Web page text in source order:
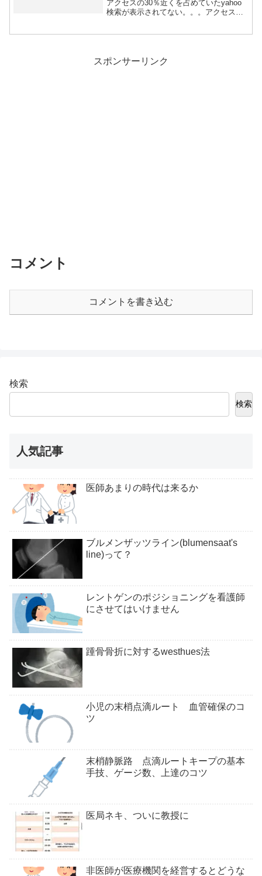
アクセスの30％近くを占めていたyahoo
検索が表示されてない。。。アクセス数
スポンサーリンク
コメント
コメントを書き込む
検索
検索
人気記事
医師あまりの時代は来るか
ブルメンザッツライン(blumensaat's
line)って？
レントゲンのポジショニングを看護師
にさせてはいけません
踵骨骨折に対するwesthues法
小児の末梢点滴ルート 血管確保のコ
ツ
末梢静脈路 点滴ルートキープの基本
手技、ゲージ数、上達のコツ
医局ネキ、ついに教授に
非医師が医療機関を経営するとどうな